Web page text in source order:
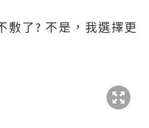
敷了? 不是，我選擇更